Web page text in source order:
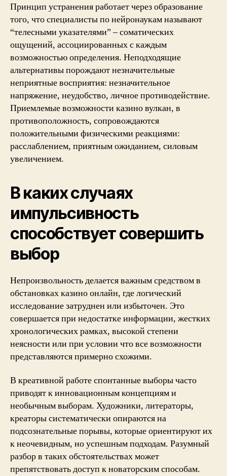
Принцип устранения работает через образование
того, что специалисты по нейронаукам называют
“телесными указателями” – соматических
ощущений, ассоциированных с каждым
возможностью определения. Неподходящие
альтернативы порождают незначительные
неприятные восприятия: незначительное
напряжение, неудобство, личное противодействие.
Приемлемые возможности казино вулкан, в
противоположность, сопровождаются
положительными физическими реакциями:
расслаблением, приятным ожиданием, силовым
увеличением.
В каких случаях
импульсивность
способствует совершить
выбор
Непроизвольность делается важным средством в
обстановках казино онлайн, где логический
исследование затруднен или избыточен. Это
совершается при недостатке информации, жестких
хронологических рамках, высокой степени
неясности или при условии что все возможности
представляются примерно схожими.
В креативной работе спонтанные выборы часто
приводят к инновационным концепциям и
необычным выборам. Художники, литераторы,
креаторы систематически опираются на
подсознательные порывы, которые ориентируют их
к неочевидным, но успешным подходам. Разумный
разбор в таких обстоятельствах может
препятствовать доступ к новаторским способам.